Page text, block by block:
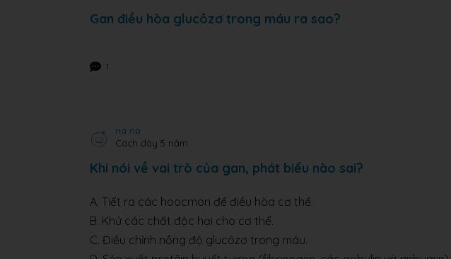
Gan điều hòa glucôzơ trong máu ra sao?
1
na na
Cách đây 5 năm
Khi nói về vai trò của gan, phát biểu nào sai?
A. Tiết ra các hoocmon để điều hòa cơ thể.
B. Khử các chất độc hại cho cơ thể.
C. Điều chỉnh nồng độ glucôzơ trong máu.